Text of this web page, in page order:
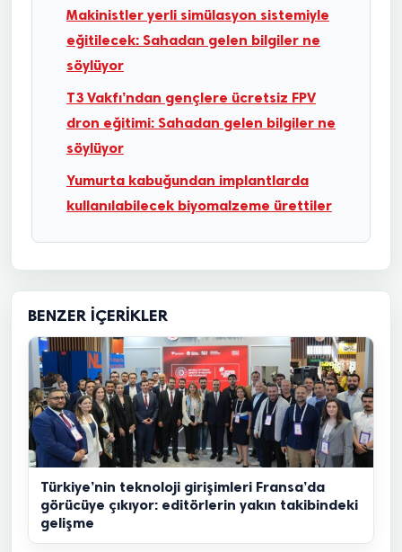
Makinistler yerli simülasyon sistemiyle
eğitilecek: Sahadan gelen bilgiler ne
söylüyor
T3 Vakfı’ndan gençlere ücretsiz FPV
dron eğitimi: Sahadan gelen bilgiler ne
söylüyor
Yumurta kabuğundan implantlarda
kullanılabilecek biyomalzeme ürettiler
BENZER İÇERIKLER
Türkiye’nin teknoloji girişimleri Fransa’da
görücüye çıkıyor: editörlerin yakın takibindeki
gelişme